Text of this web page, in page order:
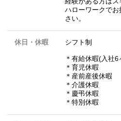
ハローワークで
さい。
休日・休暇 シフト制
＊有給休暇(入社6
＊育児休暇
＊産前産後休暇
＊介護休暇
＊慶弔休暇
＊特別休暇